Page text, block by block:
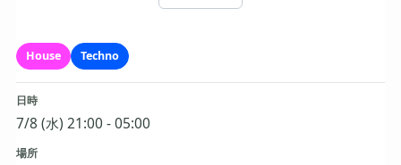
House Techno
日時
7/8 (水) 21:00 - 05:00
場所